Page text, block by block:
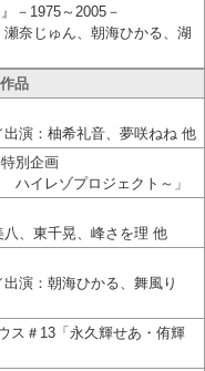
－1975～2005－
奈じゅん、朝海ひかる、湖
品
演：柚希礼音、夢咲ねね 他
別企画
ハイレゾプロジェクト～」
、東千晃、峰さを理 他
演：朝海ひかる、舞風り
ス＃13「永久輝せあ・侑輝